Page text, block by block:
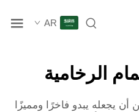
AR
الرخامية
يجعله يبدو فاخرًا ومميزًا